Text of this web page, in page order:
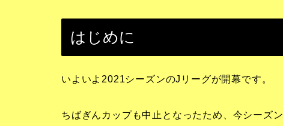
はじめに
いよいよ2021シーズンのJリーグが開幕です。
ちばぎんカップも中止となったため、今シーズ